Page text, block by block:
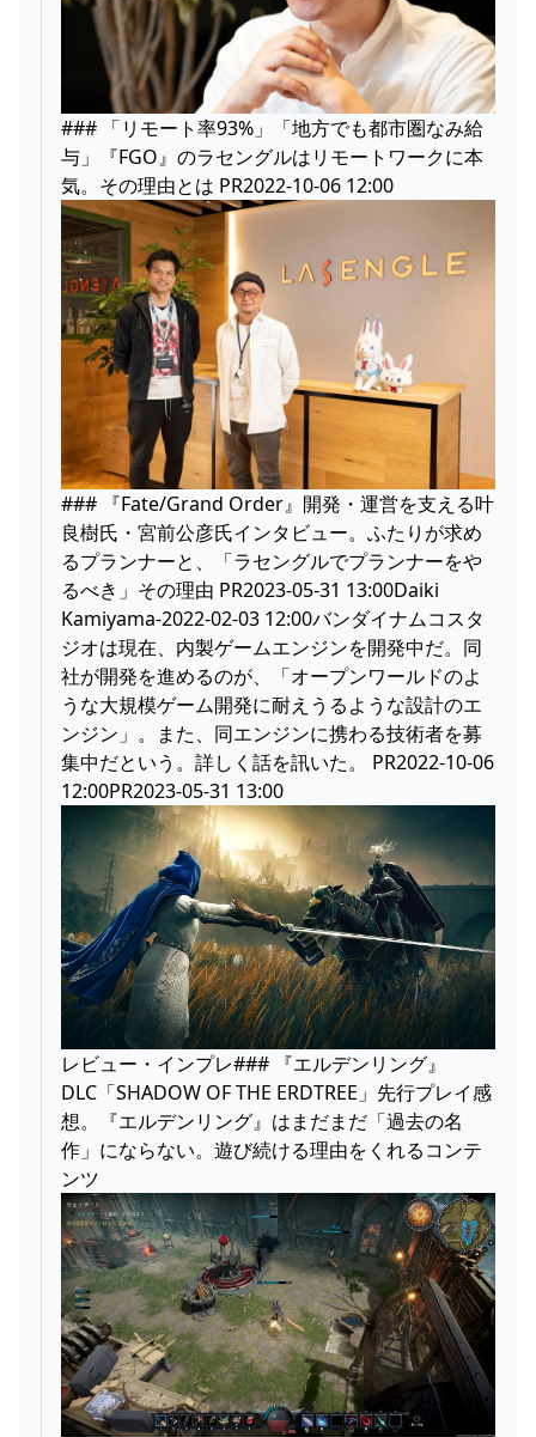
### 「リモート率93%」「地方でも都市圏なみ給
与」『FGO』のラセングルはリモートワークに本
気。その理由とは PR2022-10-06 12:00
### 『Fate/Grand Order』開発・運営を支える叶
良樹氏・宮前公彦氏インタビュー。ふたりが求め
るプランナーと、「ラセングルでプランナーをや
るべき」その理由 PR2023-05-31 13:00Daiki
Kamiyama-2022-02-03 12:00バンダイナムコスタ
ジオは現在、内製ゲームエンジンを開発中だ。同
社が開発を進めるのが、「オープンワールドのよ
うな大規模ゲーム開発に耐えうるような設計のエ
ンジン」。また、同エンジンに携わる技術者を募
集中だという。詳しく話を訊いた。 PR2022-10-06
12:00PR2023-05-31 13:00
レビュー・インプレ### 『エルデンリング』
DLC「SHADOW OF THE ERDTREE」先行プレイ感
想。『エルデンリング』はまだまだ「過去の名
作」にならない。遊び続ける理由をくれるコンテ
ンツ